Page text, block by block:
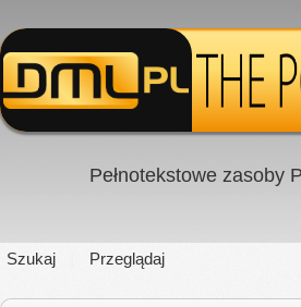
Pełnotekstowe zasoby
Szukaj Przeglądaj